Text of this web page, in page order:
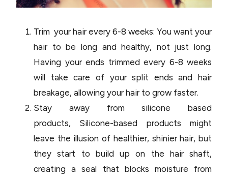
Trim your hair every 6-8 weeks: You want your
hair to be long and healthy, not just long.
Having your ends trimmed every 6-8 weeks
will take care of your split ends and hair
breakage, allowing your hair to grow faster.
Stay away from silicone based
products, Silicone-based products might
leave the illusion of healthier, shinier hair, but
they start to build up on the hair shaft,
creating a seal that blocks moisture from